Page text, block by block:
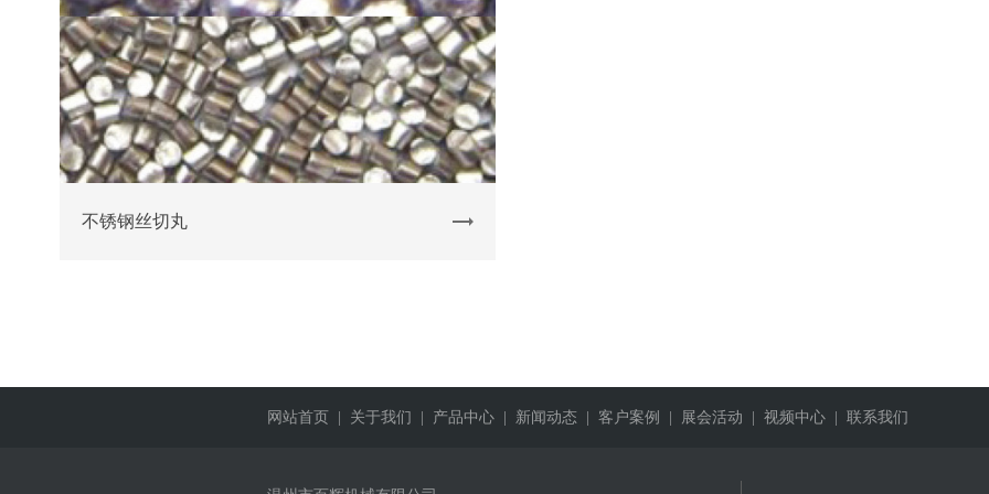
不锈钢丝切丸
网站首页| 关于我们 | 产品中心| 新闻动态| 客户案例 | 展会活动 | 视频中心| 联系我们